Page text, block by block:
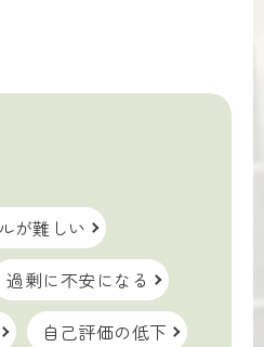
が難しい
過剰に不安になる
自己評価の低下